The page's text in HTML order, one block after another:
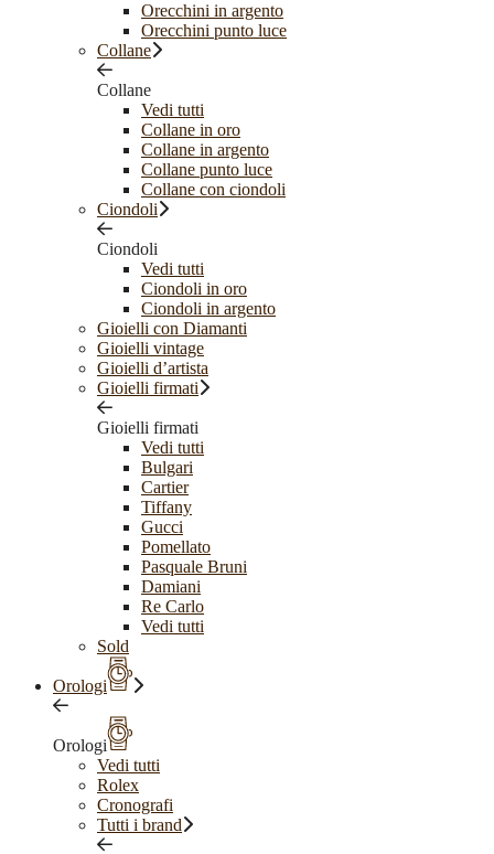
Orecchini in argento
Orecchini punto luce
Collane
Collane
Vedi tutti
Collane in oro
Collane in argento
Collane punto luce
Collane con ciondoli
Ciondoli
Ciondoli
Vedi tutti
Ciondoli in oro
Ciondoli in argento
Gioielli con Diamanti
Gioielli vintage
Gioielli d’artista
Gioielli firmati
Gioielli firmati
Vedi tutti
Bulgari
Cartier
Tiffany
Gucci
Pomellato
Pasquale Bruni
Damiani
Re Carlo
Vedi tutti
Sold
Orologi
Orologi
Vedi tutti
Rolex
Cronografi
Tutti i brand